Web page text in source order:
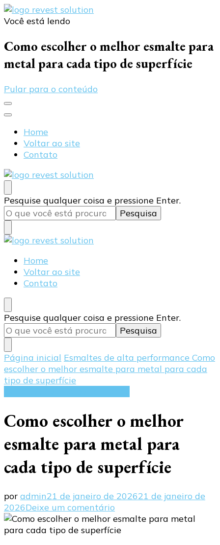
Você está lendo
Como escolher o melhor esmalte para
metal para cada tipo de superfície
Pular para o conteúdo
Home
Voltar ao site
Contato
Blog Revest Solution
Procurando
algo?
Pesquise qualquer coisa e pressione Enter.
Blog Revest Solution
Home
Voltar ao site
Contato
Procurando
algo?
Pesquise qualquer coisa e pressione Enter.
Página inicial Esmaltes de alta performance Como
escolher o melhor esmalte para metal para cada
tipo de superfície
Como escolher o melhor
esmalte para metal para
cada tipo de superfície
por admin21 de janeiro de 202621 de janeiro de
2026Deixe um comentário
Como
escolher